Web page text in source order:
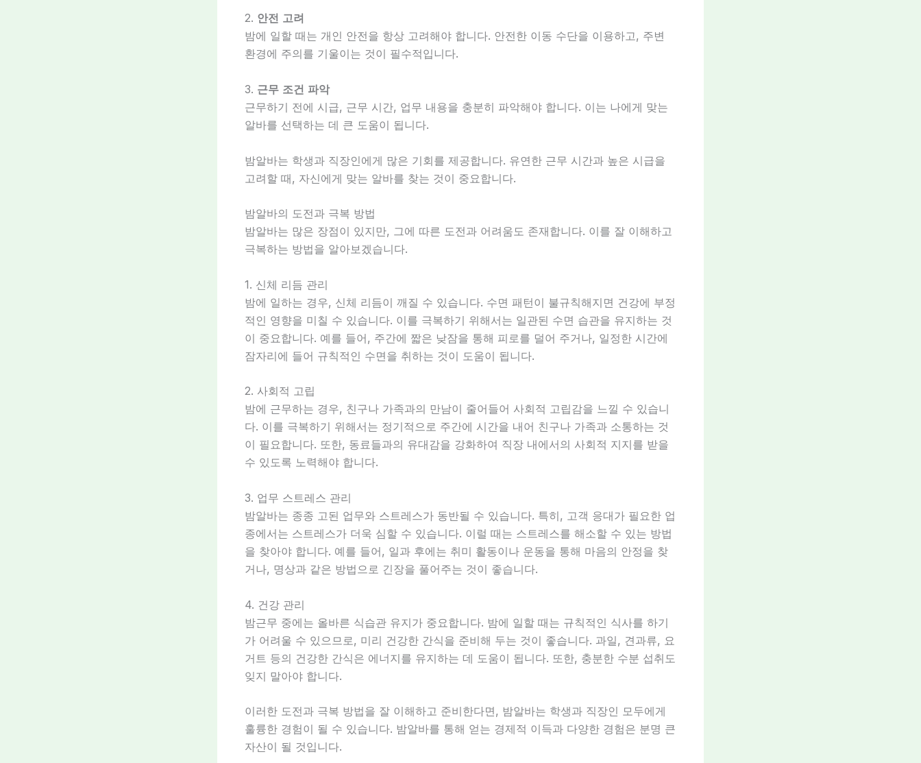
2. 안전 고려
밤에 일할 때는 개인 안전을 항상 고려해야 합니다. 안전한 이동 수단을 이용하고, 주변
환경에 주의를 기울이는 것이 필수적입니다.
3. 근무 조건 파악
근무하기 전에 시급, 근무 시간, 업무 내용을 충분히 파악해야 합니다. 이는 나에게 맞는
알바를 선택하는 데 큰 도움이 됩니다.
밤알바는 학생과 직장인에게 많은 기회를 제공합니다. 유연한 근무 시간과 높은 시급을
고려할 때, 자신에게 맞는 알바를 찾는 것이 중요합니다.
밤알바의 도전과 극복 방법
밤알바는 많은 장점이 있지만, 그에 따른 도전과 어려움도 존재합니다. 이를 잘 이해하고
극복하는 방법을 알아보겠습니다.
1. 신체 리듬 관리
밤에 일하는 경우, 신체 리듬이 깨질 수 있습니다. 수면 패턴이 불규칙해지면 건강에 부정
적인 영향을 미칠 수 있습니다. 이를 극복하기 위해서는 일관된 수면 습관을 유지하는 것
이 중요합니다. 예를 들어, 주간에 짧은 낮잠을 통해 피로를 덜어 주거나, 일정한 시간에
잠자리에 들어 규칙적인 수면을 취하는 것이 도움이 됩니다.
2. 사회적 고립
밤에 근무하는 경우, 친구나 가족과의 만남이 줄어들어 사회적 고립감을 느낄 수 있습니
다. 이를 극복하기 위해서는 정기적으로 주간에 시간을 내어 친구나 가족과 소통하는 것
이 필요합니다. 또한, 동료들과의 유대감을 강화하여 직장 내에서의 사회적 지지를 받을
수 있도록 노력해야 합니다.
3. 업무 스트레스 관리
밤알바는 종종 고된 업무와 스트레스가 동반될 수 있습니다. 특히, 고객 응대가 필요한 업
종에서는 스트레스가 더욱 심할 수 있습니다. 이럴 때는 스트레스를 해소할 수 있는 방법
을 찾아야 합니다. 예를 들어, 일과 후에는 취미 활동이나 운동을 통해 마음의 안정을 찾
거나, 명상과 같은 방법으로 긴장을 풀어주는 것이 좋습니다.
4. 건강 관리
밤근무 중에는 올바른 식습관 유지가 중요합니다. 밤에 일할 때는 규칙적인 식사를 하기
가 어려울 수 있으므로, 미리 건강한 간식을 준비해 두는 것이 좋습니다. 과일, 견과류, 요
거트 등의 건강한 간식은 에너지를 유지하는 데 도움이 됩니다. 또한, 충분한 수분 섭취도
잊지 말아야 합니다.
이러한 도전과 극복 방법을 잘 이해하고 준비한다면, 밤알바는 학생과 직장인 모두에게
훌륭한 경험이 될 수 있습니다. 밤알바를 통해 얻는 경제적 이득과 다양한 경험은 분명 큰
자산이 될 것입니다.